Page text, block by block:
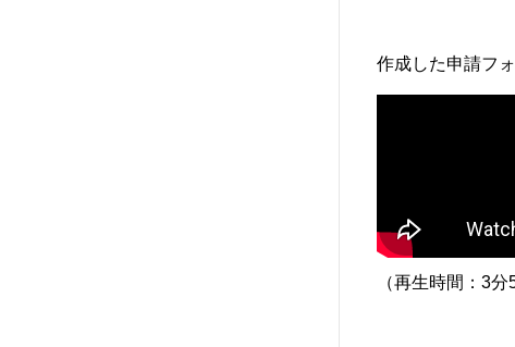
作成した申請フ
（再生時間：3分